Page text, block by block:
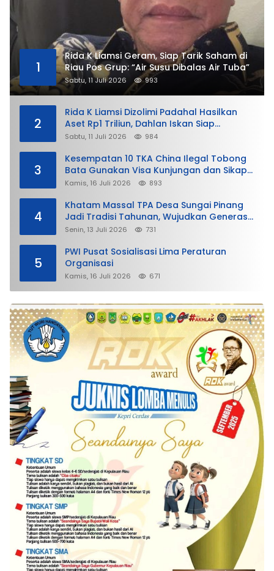
1
Rida K Liamsi Geram, Siap Tarik Saham di
Riau Pos Grup: “Air Susu Dibalas Air Tuba”
Sabtu, 11 Juli 2026 993
2
Rida K Liamsi Dizolimi Padahal Hasilkan
Aset Rp1 Triliun, Dahlan Iskan Siap
Membela
Sabtu, 11 Juli 2026 984
3
Kesempatan 10 TKA China Ilegal Tobong
Bata Gunakan Visa Kunjungan dan Sikap
Lunak Ditjen Imigrasi Kepri?
Kamis, 16 Juli 2026 893
4
Khatam Massal TPA Desa Sungai Pinang
Jadi Tradisi Tahunan, Wujudkan Generasi
Qurani
Senin, 13 Juli 2026 731
5
PWI Pusat Sosialisasi Lima Peraturan
Organisasi
Kamis, 16 Juli 2026 671